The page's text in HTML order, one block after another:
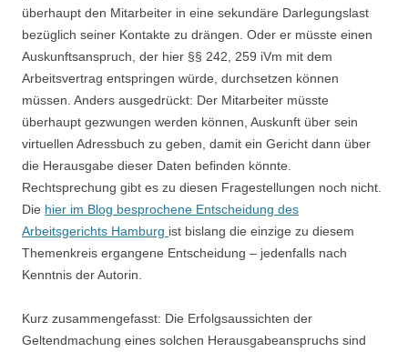
überhaupt den Mitarbeiter in eine sekundäre Darlegungslast
bezüglich seiner Kontakte zu drängen. Oder er müsste einen
Auskunftsanspruch, der hier §§ 242, 259 iVm mit dem
Arbeitsvertrag entspringen würde, durchsetzen können
müssen. Anders ausgedrückt: Der Mitarbeiter müsste
überhaupt gezwungen werden können, Auskunft über sein
virtuellen Adressbuch zu geben, damit ein Gericht dann über
die Herausgabe dieser Daten befinden könnte.
Rechtsprechung gibt es zu diesen Fragestellungen noch nicht.
Die hier im Blog besprochene Entscheidung des
Arbeitsgerichts Hamburg ist bislang die einzige zu diesem
Themenkreis ergangene Entscheidung – jedenfalls nach
Kenntnis der Autorin.
Kurz zusammengefasst: Die Erfolgsaussichten der
Geltendmachung eines solchen Herausgabeanspruchs sind